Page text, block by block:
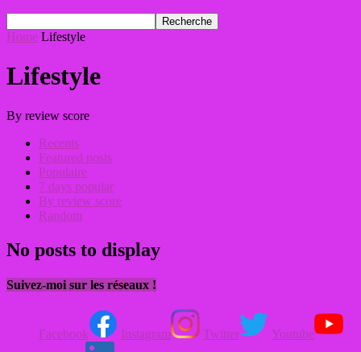
Home Lifestyle
Lifestyle
By review score
Recents
Featured posts
Populaire
7 days popular
By review score
Random
No posts to display
Suivez-moi sur les réseaux !
Facebook Instagram Twitter Youtube